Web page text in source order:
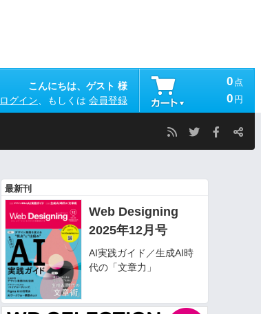
こんにちは、ゲスト 様
ログイン 、もしくは 会員登録
0 点
0 円
最新刊
Web Designing
2025年12月号
AI実践ガイド／生成AI時
代の「文章力」